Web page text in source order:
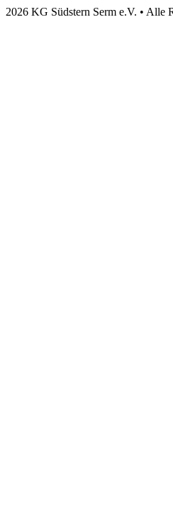
2026 KG Südstern Serm e.V. • Alle